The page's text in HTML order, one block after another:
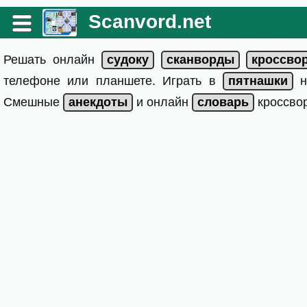
Scanvord.net
Решать онлайн
телефоне или планшете. Играть в
Смешные
и онлайн